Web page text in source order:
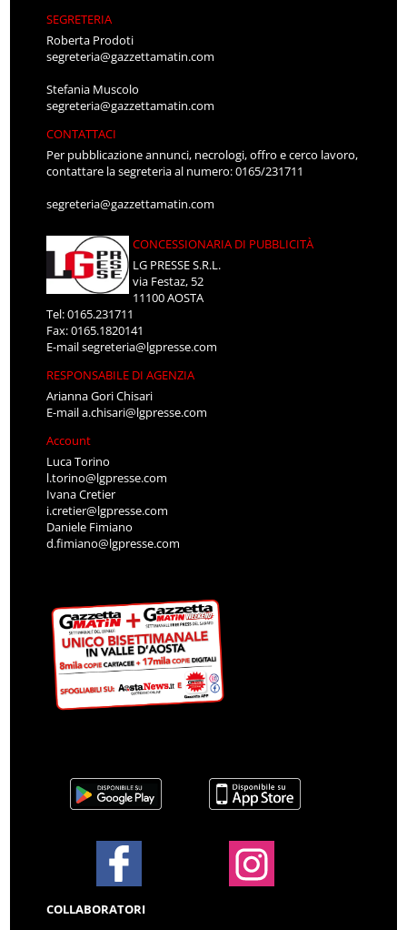
SEGRETERIA
Roberta Prodoti
segreteria@gazzettamatin.com
Stefania Muscolo
segreteria@gazzettamatin.com
CONTATTACI
Per pubblicazione annunci, necrologi, offro e cerco lavoro,
contattare la segreteria al numero: 0165/231711
segreteria@gazzettamatin.com
CONCESSIONARIA DI PUBBLICITÀ
LG PRESSE S.R.L.
via Festaz, 52
11100 AOSTA
Tel: 0165.231711
Fax: 0165.1820141
E-mailsegreteria@lgpresse.com
RESPONSABILE DI AGENZIA
Arianna Gori Chisari
E-maila.chisari@lgpresse.com
Account
Luca Torino
l.torino@lgpresse.com
Ivana Cretier
i.cretier@lgpresse.com
Daniele Fimiano
d.fimiano@lgpresse.com
COLLABORATORI